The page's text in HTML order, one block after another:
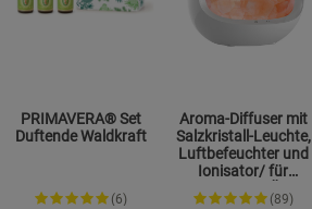
PRIMAVERA® Set
Duftende Waldkraft
(6)
Aroma-Diffuser mit
Salzkristall-Leuchte,
Luftbefeuchter und
Ionisator/ für
ätherische Öle
(89)